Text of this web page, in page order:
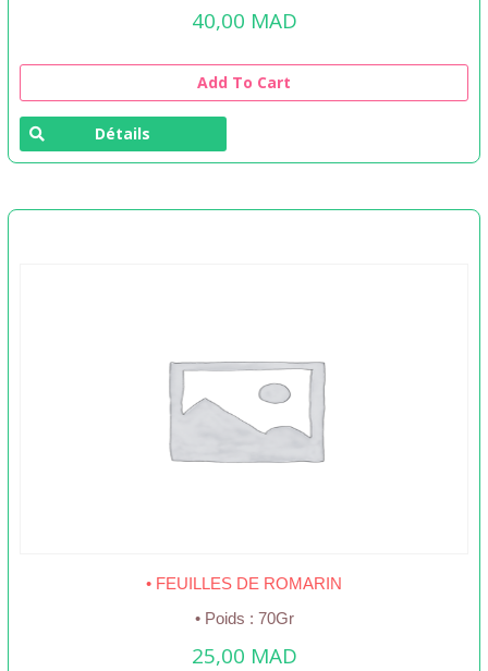
40,00 MAD
Add To Cart
Détails
• FEUILLES DE ROMARIN
• Poids : 70Gr
25,00 MAD